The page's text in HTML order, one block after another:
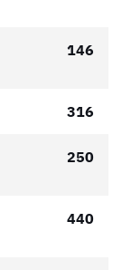
146
316
250
440